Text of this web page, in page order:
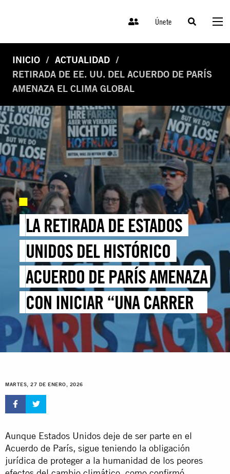
Únete
INICIO
ACTUALIDAD
RETIRADA DE EE. UU. DEL ACUERDO DE PARÍS
AMENAZA EL CLIMA GLOBAL
LA RETIRADA DE ESTADOS
UNIDOS DEL HISTÓRICO
ACUERDO DE PARÍS AMENAZA
CON INICIAR “UNA CARRERA
HACIA EL ABISMO”
MARTES, 27 DE ENERO, 2026
Aunque Estados Unidos deje de ser parte en el
Acuerdo de París, sigue teniendo la obligación
jurídica de proteger a la humanidad de los peores